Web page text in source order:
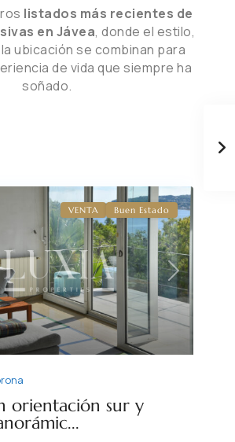
listados más recientes de
en Jávea, donde el estilo,
ubicación se combinan para
de vida que siempre ha
soñado.
Next
VENTA Buen Estado
orientación sur y